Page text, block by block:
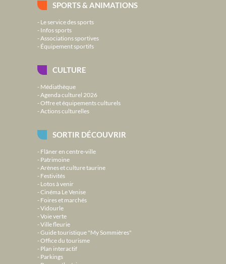
SPORTS & ANIMATIONS
Le service des sports
Infos sports
Associations sportives
Équipement sportifs
CULTURE
Médiathèque
Agenda culturel 2026
Offre et équipements culturels
Actions culturelles
SORTIR DÉCOUVRIR
Flâner en centre-ville
Patrimoine
Arènes et culture taurine
Festivités
Lotos à venir
Cinéma Le Venise
Foires et marchés
Vidourle
Voie verte
Ville fleurie
Guide touristique "My Sommières"
Office du tourisme
Plan interactif
Parkings